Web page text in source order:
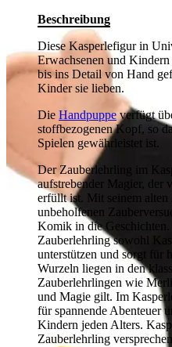
Beschreibung
Diese Kasperlefigur in
Erwachsenen und
bis ins Detail von Hand
Kinder sie lieben.
Die Handpuppeverfügt
stoffbezogenen Kopf, so
Spielen gewährleistet ist.
Der Zauberlehrling im
aufstrebender Magier, der
erfüllt ist. Mit seinem alten
unbeholfenen
Komik in die
Zauberlehrling sowohl
unterstützen und sorgt für
Wurzeln liegen in den
Zauberlehrlingen wie
und Magie gilt. Im
für spannende Abenteuer
Kindern jeden Alters.
Zauberlehrling